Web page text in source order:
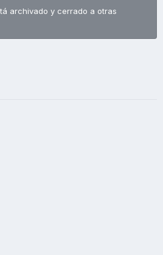
archivado y cerrado a otras